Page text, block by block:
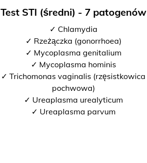
Test STI (średni) - 7 patogenów
✓ Chlamydia
✓ Rzeżączka (gonorrhoea)
✓ Mycoplasma genitalium
✓ Mycoplasma hominis
✓ Trichomonas vaginalis (rzęsistkowica
pochwowa)
✓ Ureaplasma urealyticum
✓ Ureaplasma parvum